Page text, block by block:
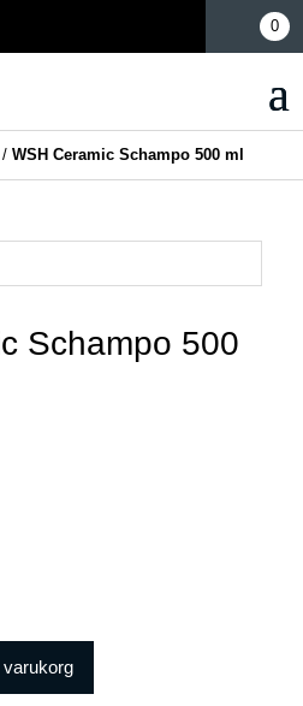
0
/ WSH Ceramic Schampo 500 ml
Schampo 500
varukorg